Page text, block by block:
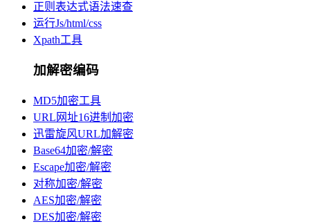
正则表达式语法速查
运行Js/html/css
Xpath工具
加解密编码
MD5加密工具
URL网址16进制加密
迅雷旋风URL加解密
Base64加密/解密
Escape加密/解密
对称加密/解密
AES加密/解密
DES加密/解密